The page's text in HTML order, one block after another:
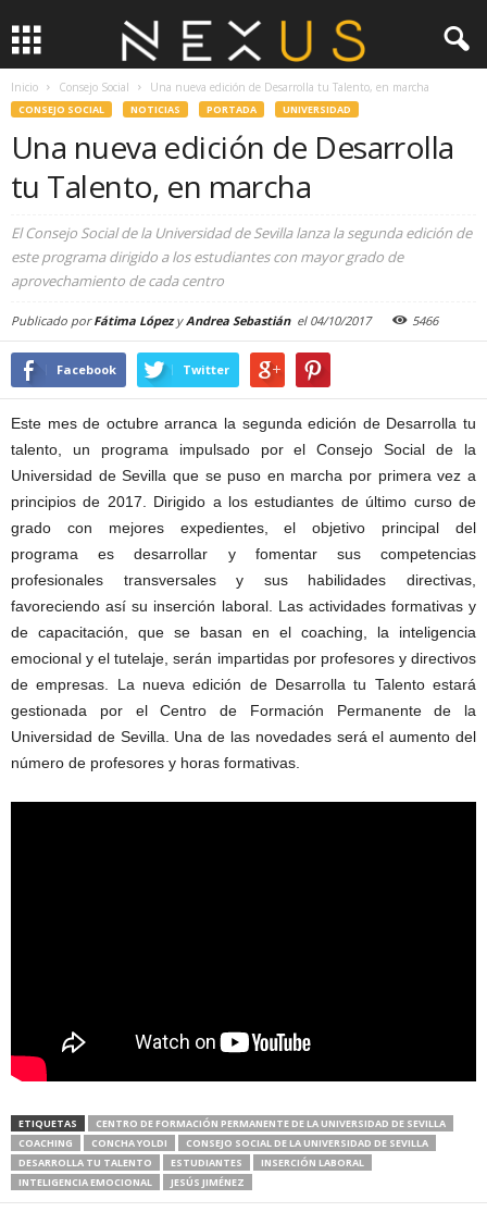
Inicio Consejo Social Una nueva edición de Desarrolla tu Talento, en marcha
CONSEJO SOCIAL NOTICIAS PORTADA UNIVERSIDAD
Una nueva edición de Desarrolla
tu Talento, en marcha
El Consejo Social de la Universidad de Sevilla lanza la segunda edición de
este programa dirigido a los estudiantes con mayor grado de
aprovechamiento de cada centro
Publicado porFátima LópezyAndrea Sebastián el 04/10/2017 5466
Facebook Twitter
Este mes de octubre arranca la segunda edición de Desarrolla tu
talento, un programa impulsado por el Consejo Social de la
Universidad de Sevilla que se puso en marcha por primera vez a
principios de 2017. Dirigido a los estudiantes de último curso de
grado con mejores expedientes, el objetivo principal del
programa es desarrollar y fomentar sus competencias
profesionales transversales y sus habilidades directivas,
favoreciendo así su inserción laboral. Las actividades formativas y
de capacitación, que se basan en el coaching, la inteligencia
emocional y el tutelaje, serán impartidas por profesores y directivos
de empresas. La nueva edición de Desarrolla tu Talento estará
gestionada por el Centro de Formación Permanente de la
Universidad de Sevilla. Una de las novedades será el aumento del
número de profesores y horas formativas.
ETIQUETAS
CENTRO DE FORMACIÓN PERMANENTE DE LA UNIVERSIDAD DE SEVILLA
COACHING
CONCHA YOLDI
CONSEJO SOCIAL DE LA UNIVERSIDAD DE SEVILLA
DESARROLLA TU TALENTO
ESTUDIANTES
INSERCIÓN LABORAL
INTELIGENCIA EMOCIONAL
JESÚS JIMÉNEZ